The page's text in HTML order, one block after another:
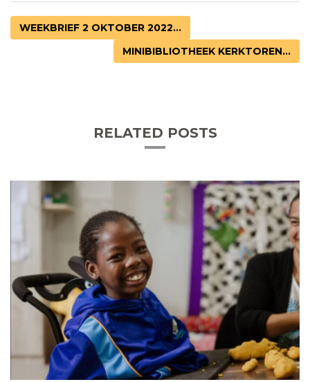
WEEKBRIEF 2 OKTOBER 2022...
MINIBIBLIOTHEEK KERKTOREN...
RELATED POSTS